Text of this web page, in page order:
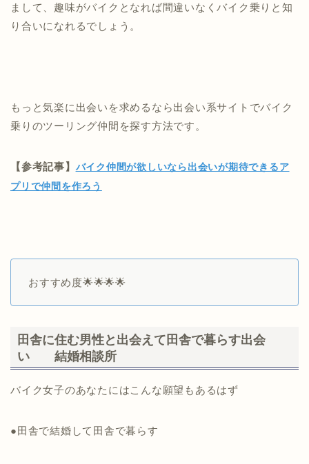
まして、趣味がバイクとなれば間違いなくバイク乗りと知
り合いになれるでしょう。
もっと気楽に出会いを求めるなら出会い系サイトでバイク
乗りのツーリング仲間を探す方法です。
【参考記事】 バイク仲間が欲しいなら出会いが期待できるア
プリで仲間を作ろう
おすすめ度🌟🌟🌟🌟
田舎に住む男性と出会えて田舎で暮らす出会
い 結婚相談所
バイク女子のあなたにはこんな願望もあるはず
●田舎で結婚して田舎で暮らす